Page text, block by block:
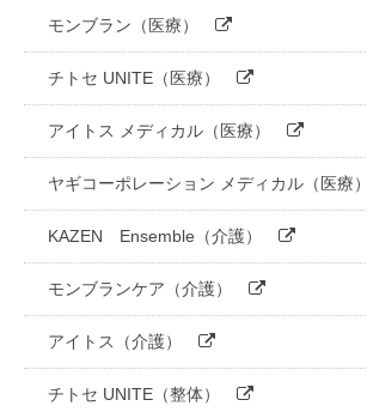
モンブラン（医療）
チトセ UNITE（医療）
アイトス メディカル（医療）
ヤギコーポレーション メディカル（医療）
KAZEN Ensemble（介護）
モンブランケア（介護）
アイトス（介護）
チトセ UNITE（整体）